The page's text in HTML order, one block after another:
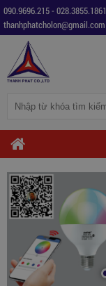
090.9696.215- 028.3855.1861
thanhphatcholon@gmail.com